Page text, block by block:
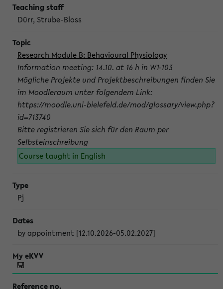
Dürr, Strube-Bloss
Research Module B: Behavioural Physiology
Information meeting: 14.10. at 16 h in W1-103
Mögliche Projekte und Projektbeschreibungen finden Sie
im Moodleraum unter folgendem Link:
https://moodle.uni-bielefeld.de/mod/glossary/view.php?
id=713740
Bitte registrieren Sie sich für den Raum per
Selbsteinschreibung
Course taught in English
Pj
by appointment [12.10.2026-05.02.2027]